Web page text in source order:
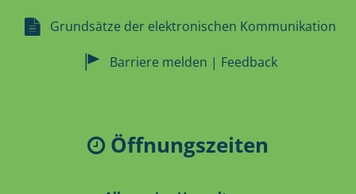
Grundsätze der elektronischen Kommunikation
Barriere melden | Feedback
Öffnungszeiten